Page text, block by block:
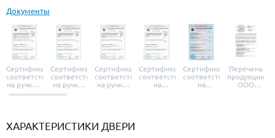
Документы
Сертификат
соответствия
на ручки и
броненакладки
Сертификат
соответствия
на ручки-
защелки
Сертификат
соответствия
на ручки-
Сертификат
соответствия
на
Сертификат
соответствия
на
Перечень
продукции
ООО
ХАРАКТЕРИСТИКИ ДВЕРИ